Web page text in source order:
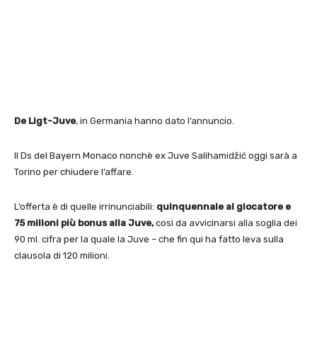
De Ligt-Juve, in Germania hanno dato l’annuncio.
Il Ds del Bayern Monaco nonchè ex Juve Salihamidžić oggi sarà a
Torino per chiudere l’affare.
L’offerta è di quelle irrinunciabili: quinquennale al giocatore e
75 milioni più bonus alla Juve,così da avvicinarsi alla soglia dei
90 ml. cifra per la quale la Juve – che fin qui ha fatto leva sulla
clausola di 120 milioni.